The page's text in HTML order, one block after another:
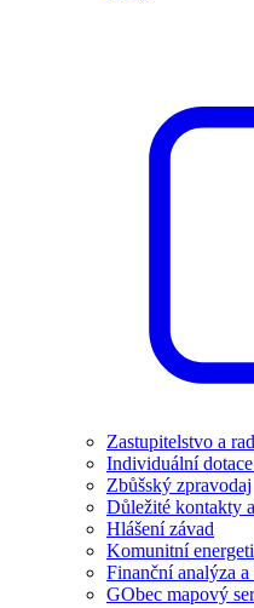
Zastupitelstvo a
Individuální
Zbůšský zpravodaj
Důležité kontakty
Hlášení závad
Komunitní
Finanční analýza
GObec mapový